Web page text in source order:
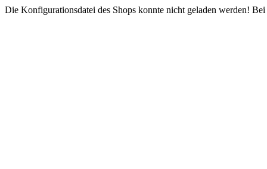
Die Konfigurationsdatei des Shops konnte nicht geladen werden!